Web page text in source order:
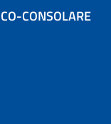
CONSOLARE